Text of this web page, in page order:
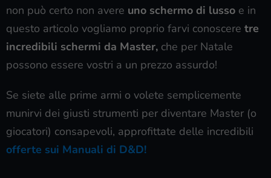
non può certo non avere uno schermo di lusso e in
questo articolo vogliamo proprio farvi conoscere tre
incredibili schermi da Master, che per Natale
possono essere vostri a un prezzo assurdo!
Se siete alle prime armi o volete semplicemente
munirvi dei giusti strumenti per diventare Master (o
giocatori) consapevoli, approfittate delle incredibili
offerte sui Manuali di D&D!